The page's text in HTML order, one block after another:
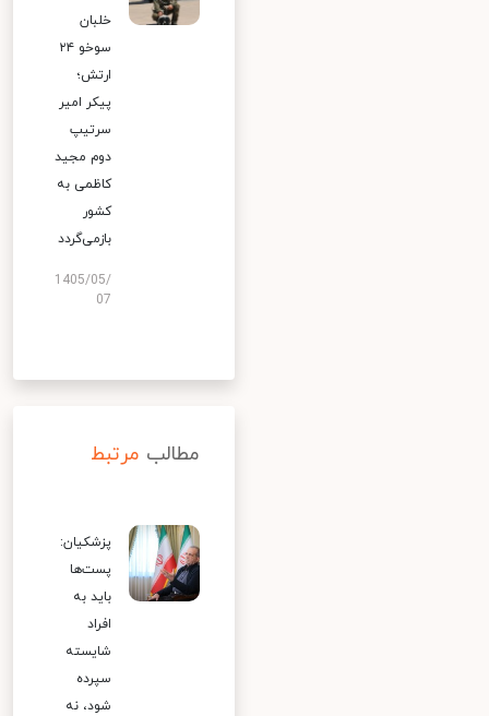
خلبان
سوخو ۲۴
ارتش؛
پیکر امیر
سرتیپ
دوم مجید
کاظمی به
کشور
بازمی‌گردد
1405/05/
07
مطالب مرتبط
پزشکیان:
پست‌ها
باید به
افراد
شایسته
سپرده
شود، نه